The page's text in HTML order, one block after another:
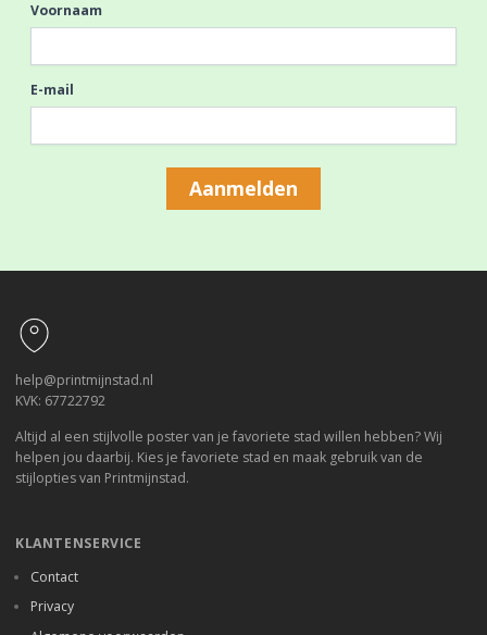
Voornaam
E-mail
Aanmelden
help@printmijnstad.nl
KVK: 67722792
Altijd al een stijlvolle poster van je favoriete stad willen hebben? Wij
helpen jou daarbij. Kies je favoriete stad en maak gebruik van de
stijlopties van Printmijnstad.
KLANTENSERVICE
Contact
Privacy